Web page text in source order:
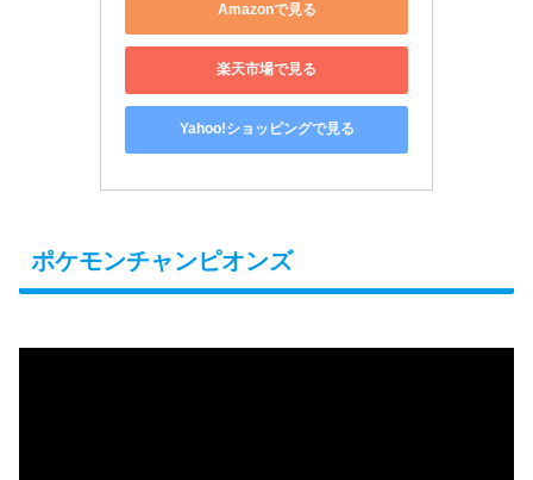
Amazonで見る
楽天市場で見る
Yahoo!ショッピングで見る
ポケモンチャンピオンズ